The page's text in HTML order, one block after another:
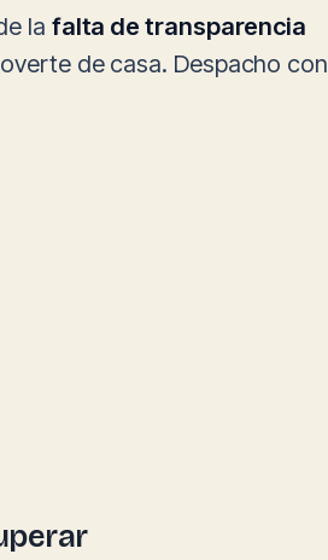
la falta de transparencia
de casa. Despacho con